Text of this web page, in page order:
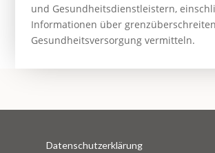
und Gesundheitsdienstleistern,
Informationen über
Gesundheitsversorgung vermitteln.
Datenschutzerklärung